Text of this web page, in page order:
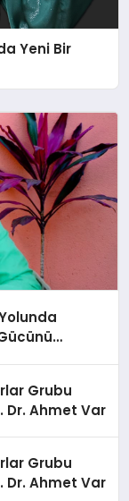
Yeni Bir
Grubu
Dr. Ahmet Var
Grubu
Dr. Ahmet Var